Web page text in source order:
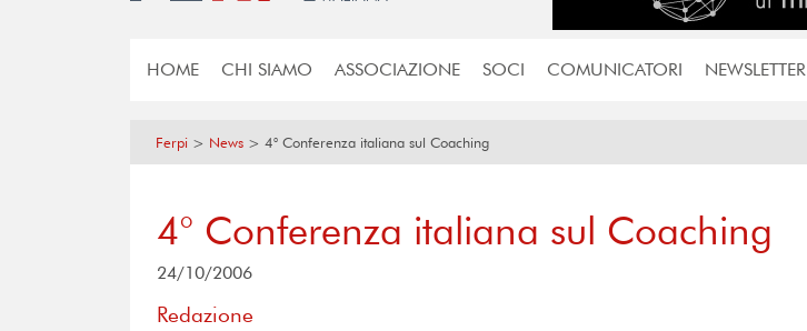
HOME CHI SIAMO ASSOCIAZIONE SOCI COMUNICATORI NEWSLETTER
Ferpi > News > 4° Conferenza italiana sul Coaching
4° Conferenza italiana sul Coaching
24/10/2006
Redazione